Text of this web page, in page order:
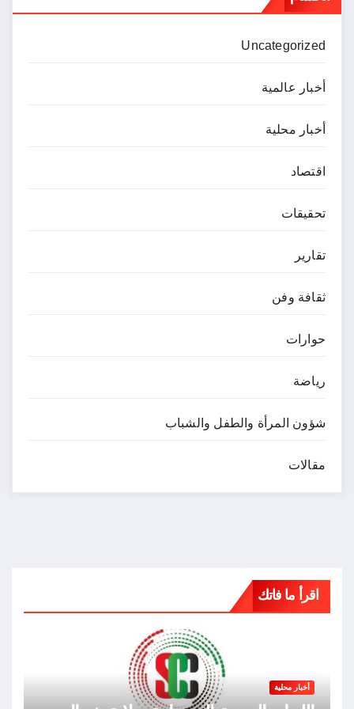
Uncategorized
أخبار عالمية
أخبار محلية
اقتصاد
تحقيقات
تقارير
ثقافة وفن
حوارات
رياضة
شؤون المرأة والطفل والشباب
مقالات
اقرأ ما فاتك
أخبار محلية